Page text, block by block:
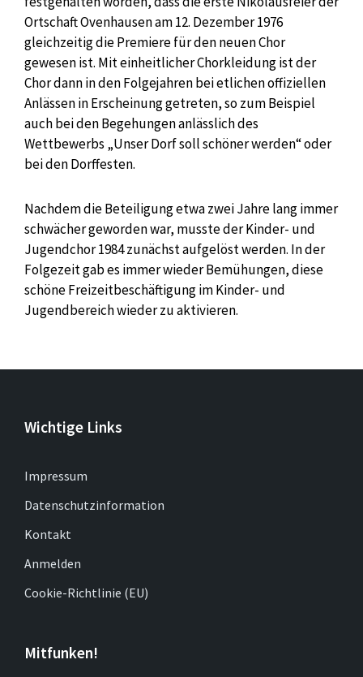
Ortschaft Ovenhausen am 12. Dezember 1976
gleichzeitig die Premiere für den neuen Chor
gewesen ist. Mit einheitlicher Chorkleidung ist der
Chor dann in den Folgejahren bei etlichen offiziellen
Anlässen in Erscheinung getreten, so zum Beispiel
auch bei den Begehungen anlässlich des
Wettbewerbs „Unser Dorf soll schöner werden“ oder
bei den Dorffesten.
Nachdem die Beteiligung etwa zwei Jahre lang immer
schwächer geworden war, musste der Kinder- und
Jugendchor 1984 zunächst aufgelöst werden. In der
Folgezeit gab es immer wieder Bemühungen, diese
schöne Freizeitbeschäftigung im Kinder- und
Jugendbereich wieder zu aktivieren.
Wichtige Links
Impressum
Datenschutzinformation
Kontakt
Anmelden
Cookie-Richtlinie (EU)
Mitfunken!